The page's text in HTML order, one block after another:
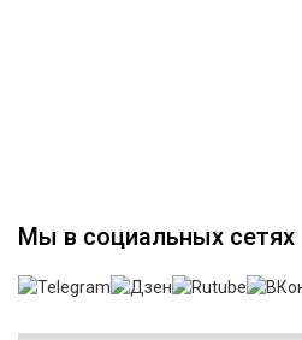
Мы в социальных сетях